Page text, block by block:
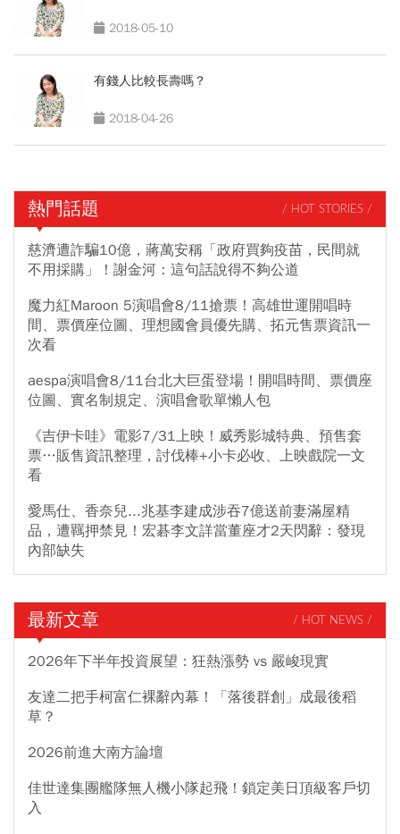
2018-05-10
有錢人比較長壽嗎？
2018-04-26
熱門話題 / HOT STORIES /
慈濟遭詐騙10億，蔣萬安稱「政府買夠疫苗，民間就
不用採購」！謝金河：這句話說得不夠公道
魔力紅Maroon 5演唱會8/11搶票！高雄世運開唱時
間、票價座位圖、理想國會員優先購、拓元售票資訊一
次看
aespa演唱會8/11台北大巨蛋登場！開唱時間、票價座
位圖、實名制規定、演唱會歌單懶人包
《吉伊卡哇》電影7/31上映！威秀影城特典、預售套
票…販售資訊整理，討伐棒+小卡必收、上映戲院一文
看
愛馬仕、香奈兒...兆基李建成涉吞7億送前妻滿屋精
品，遭羈押禁見！宏碁李文詳當董座才2天閃辭：發現
內部缺失
最新文章 / HOT NEWS /
2026年下半年投資展望：狂熱漲勢 vs 嚴峻現實
友達二把手柯富仁裸辭內幕！「落後群創」成最後稻
草？
2026前進大南方論壇
佳世達集團艦隊無人機小隊起飛！鎖定美日頂級客戶切
入